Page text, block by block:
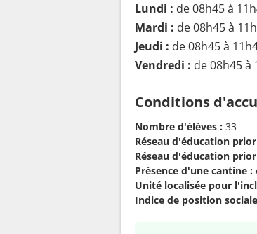
Lundi : de 08h45 à
Mardi : de 08h45 à
Jeudi : de 08h45 à
Vendredi : de 08h45 à
Conditions
Nombre d'élèves : 33
Réseau d'éducation
Réseau d'éducation
Présence d'une cantine :
Unité localisée pour
Indice de position